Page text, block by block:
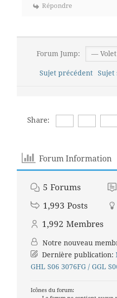
Répondre
Forum Jump:
Sujet précédent Sujet
Share:
Forum Information
5 Forums
1,993 Posts
1,992 Membres
Notre nouveau
Dernière publication:
GHL S06 3076FG / GGL
Icônes du forum: